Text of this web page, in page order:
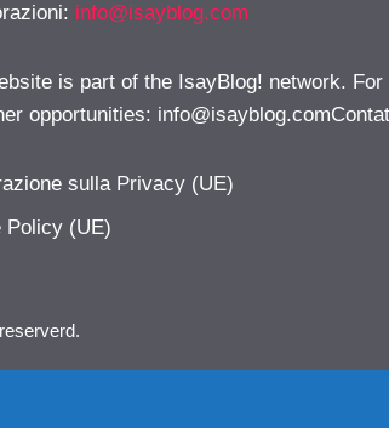
info@isayblog.com
is part of the IsayBlog! network.
opportunities:
sulla Privacy (UE)
Policy (UE)